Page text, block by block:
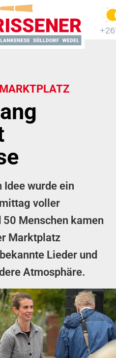
Idee wurde ein
voller
Menschen kamen
Marktplatz
Lieder und
Atmosphäre.